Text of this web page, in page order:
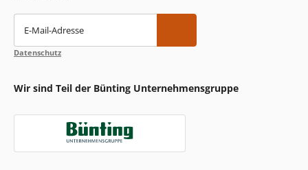
E-Mail-Adresse
Datenschutz
Wir sind Teil der Bünting Unternehmensgruppe